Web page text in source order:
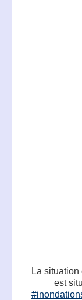
La
est